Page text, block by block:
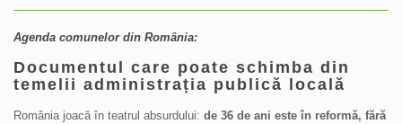
Agenda comunelor din România:
Documentul care poate schimba din
temelii administrația publică locală
România joacă în teatrul absurdului: de 36 de ani este în reformă, fără